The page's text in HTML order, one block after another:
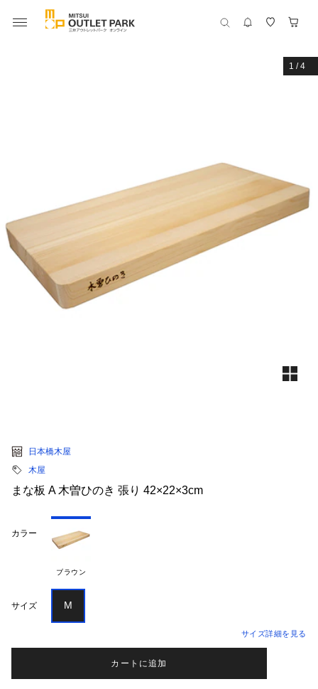
1 /4
日本橋木屋
木屋
まな板 A 木曽ひのき 張り 42×22×3cm
カラー
ブラウン
サイズ M
サイズ詳細を見る
カートに追加